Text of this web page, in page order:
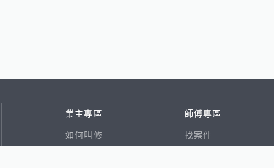
業主專區
如何叫修
師傅專區
找案件